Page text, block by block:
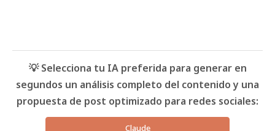
💡 Selecciona tu IA preferida para generar en
segundos un análisis completo del contenido y una
propuesta de post optimizado para redes sociales:
Claude